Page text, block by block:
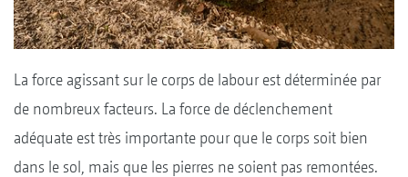
La force agissant sur le corps de labour est déterminée par
de nombreux facteurs. La force de déclenchement
adéquate est très importante pour que le corps soit bien
dans le sol, mais que les pierres ne soient pas remontées.